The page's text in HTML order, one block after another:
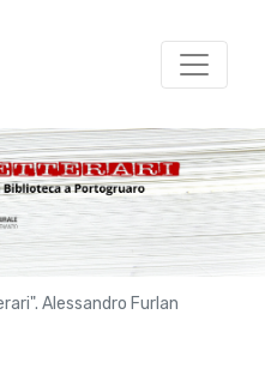
Alessandro Furlan